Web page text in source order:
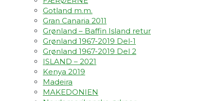
Gotland m.m.
Gran Canaria 2011
Grønland – Baffin Island retur
Grønland 1967-2019 Del-1
Grønland 1967-2019 Del 2
ISLAND – 2021
Kenya 2019
Madeira
MAKEDONIEN